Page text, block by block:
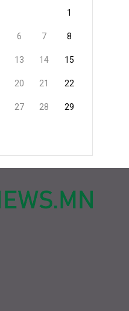
1
6 7 8
13 14 15
20 21 22
27 28 29